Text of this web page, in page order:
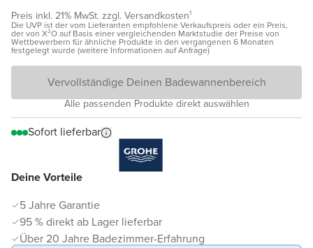
Deine Vorteile
5 Jahre Garantie
95 % direkt ab Lager lieferbar
Über 20 Jahre Badezimmer-Erfahrung
Preis inkl. 21% MwSt. zzgl. Versandkosten¹
Die UVP ist der vom Lieferanten empfohlene Verkaufspreis oder ein Preis,
der von X²O auf Basis einer vergleichenden Marktstudie der Preise von
Wettbewerbern für ähnliche Produkte in den vergangenen 6 Monaten
festgelegt wurde (weitere Informationen auf Anfrage)
Vervollständige Deinen Badewannenbereich
Alle passenden Produkte direkt auswählen
Sofort lieferbar